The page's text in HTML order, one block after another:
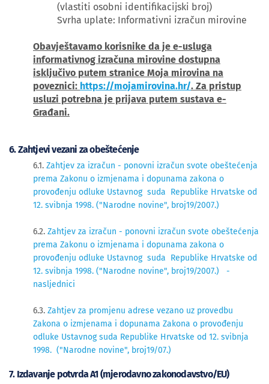
(vlastiti osobni identifikacijski broj)
Svrha uplate: Informativni izračun mirovine
Obavještavamo korisnike da je e-usluga
informativnog izračuna mirovine dostupna
isključivo putem stranice Moja mirovina na
poveznici: https://mojamirovina.hr/. Za pristup
usluzi potrebna je prijava putem sustava e-
Građani.
6. Zahtjevi vezani za obeštećenje
6.1. Zahtjev za izračun - ponovni izračun svote obeštećenja
prema Zakonu o izmjenama i dopunama zakona o
provođenju odluke Ustavnog suda Republike Hrvatske od
12. svibnja 1998. ("Narodne novine", broj19/2007.)
6.2. Zahtjev za izračun - ponovni izračun svote obeštećenja
prema Zakonu o izmjenama i dopunama zakona o
provođenju odluke Ustavnog suda Republike Hrvatske od
12. svibnja 1998. ("Narodne novine", broj19/2007.) -
nasljednici
6.3. Zahtjev za promjenu adrese vezano uz provedbu
Zakona o izmjenama i dopunama Zakona o provođenju
odluke Ustavnog suda Republike Hrvatske od 12. svibnja
1998. ("Narodne novine", broj19/07.)
7. Izdavanje potvrda A1 (mjerodavno zakonodavstvo/EU)